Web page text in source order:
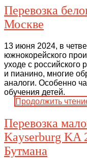
Перевозка
Москве
13 июня 2024, в
южнокорейского
уходе с российского
и пианино, многие
аналоги. Особенно
обучения детей.
Продолжить
Перевозка
Kayserburg KA
Бутмана